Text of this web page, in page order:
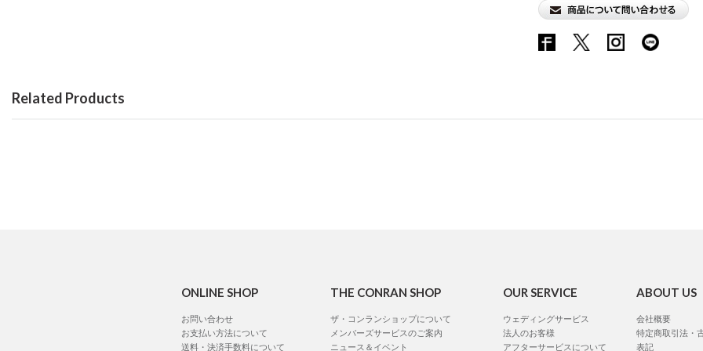
Related Products
ONLINE SHOP
お問い合わせ
お支払い方法について
送料・決済手数料について
THE CONRAN SHOP
ザ・コンランショップについて
メンバーズサービスのご案内
ニュース＆イベント
OUR SERVICE
ウェディングサービス
法人のお客様
アフターサービスについて
ABOUT US
会社概要
特定商取引法・
表記